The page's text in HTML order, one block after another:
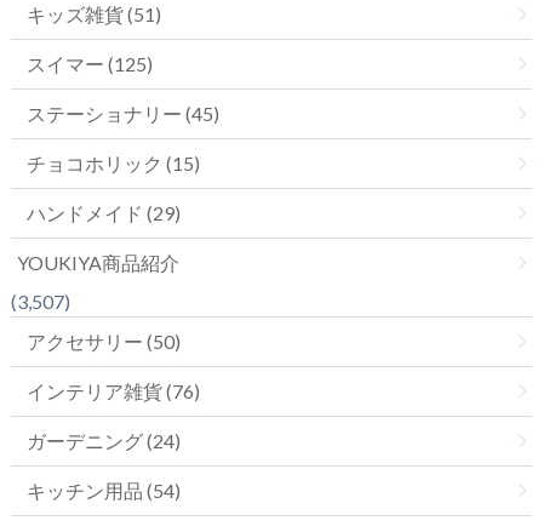
キッズ雑貨 (51)
スイマー (125)
ステーショナリー (45)
チョコホリック (15)
ハンドメイド (29)
YOUKIYA商品紹介
(3,507)
アクセサリー (50)
インテリア雑貨 (76)
ガーデニング (24)
キッチン用品 (54)